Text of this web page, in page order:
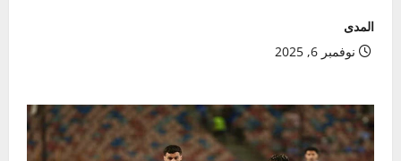
المدى
نوفمبر 6, 2025